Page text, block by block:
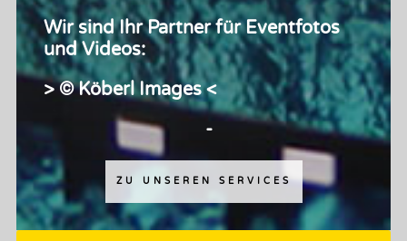
Wir sind Ihr Partner für Eventfotos
und Videos:
> © Köberl Images <
-
ZU UNSEREN SERVICES